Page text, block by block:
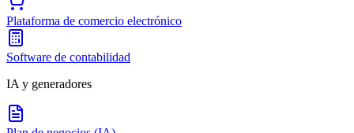
Plataforma de comercio electrónico
Software de contabilidad
IA y generadores